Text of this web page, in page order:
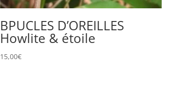
BPUCLES D’OREILLES
Howlite & étoile
15,00€